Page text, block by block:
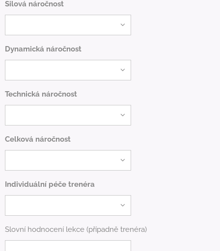
Silová náročnost
Dynamická náročnost
Technická náročnost
Celková náročnost
Individuální péče trenéra
Slovní hodnocení lekce (případně trenéra)